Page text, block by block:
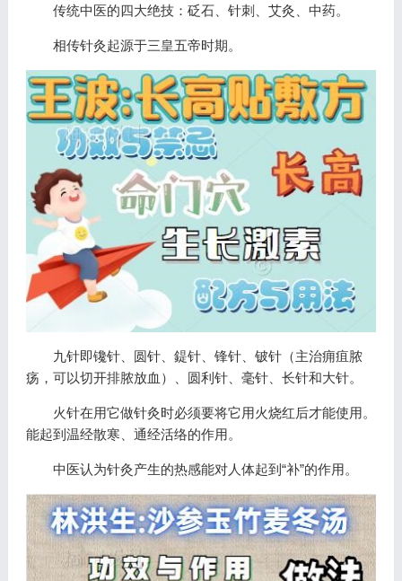
传统中医的四大绝技：砭石、针刺、艾灸、中药。
相传针灸起源于三皇五帝时期。
九针即镵针、圆针、鍉针、锋针、铍针（主治痈疽脓
疡，可以切开排脓放血）、圆利针、毫针、长针和大针。
火针在用它做针灸时必须要将它用火烧红后才能使用。
能起到温经散寒、通经活络的作用。
中医认为针灸产生的热感能对人体起到“补”的作用。